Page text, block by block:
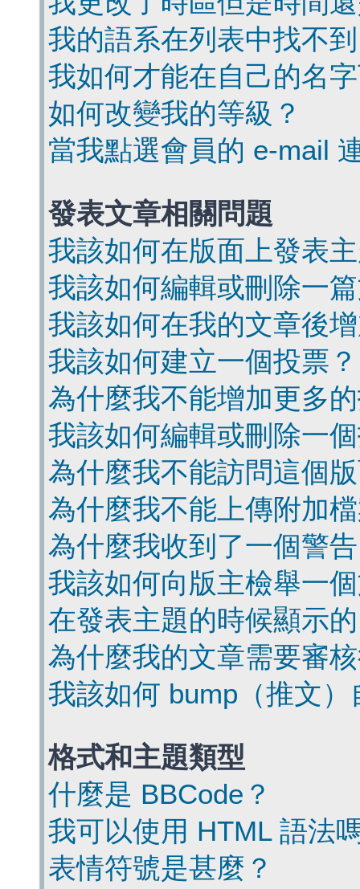
我的語系在列表中找不
我如何才能在自己的名
如何改變我的等級？
當我點選會員的 e-mail
發表文章相關問題
我該如何在版面上發表
我該如何編輯或刪除一
我該如何在我的文章後
我該如何建立一個投票？
為什麼我不能增加更多
我該如何編輯或刪除一
為什麼我不能訪問這個
為什麼我不能上傳附加
為什麼我收到了一個警
我該如何向版主檢舉一
在發表主題的時候顯示
為什麼我的文章需要審
我該如何 bump（推文
格式和主題類型
什麼是 BBCode？
我可以使用 HTML 語法
表情符號是甚麼？